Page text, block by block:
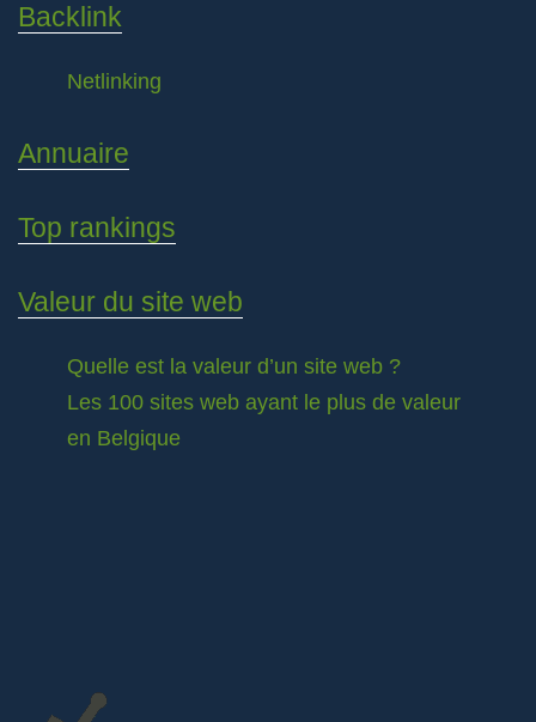
Backlink
Netlinking
Annuaire
Top rankings
Valeur du site web
Quelle est la valeur d’un site web ?
Les 100 sites web ayant le plus de valeur
en Belgique